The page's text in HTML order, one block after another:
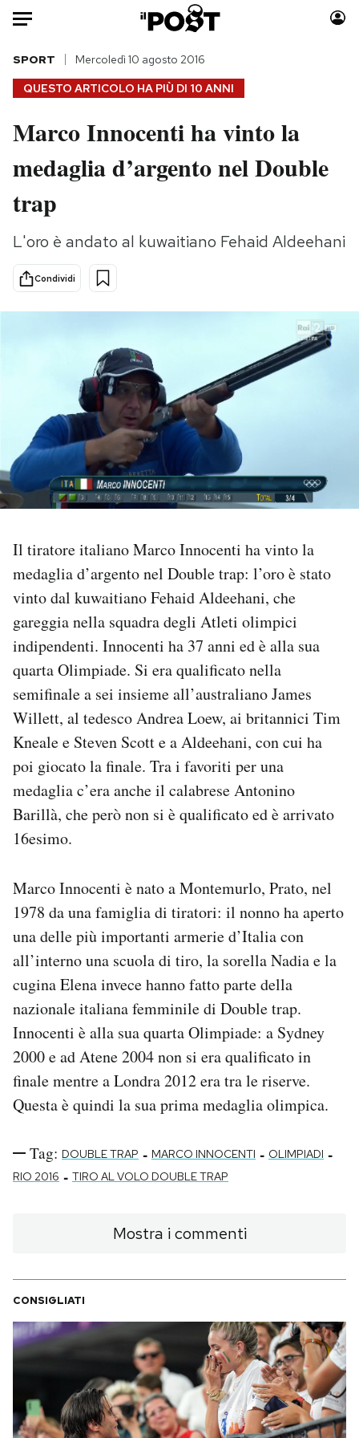
Auto
HOME
Italia
Politica
Tecnologia
Scienza
Cultura
Economia
Moda
Consumismi
Media
Mondiali calcio 2026
PODCAST
NEWSLETTER
I MIEI PREFERITI
SHOP
CALENDARIO
AREA PERSONALE
Area Personale
Newsletter
Regala il Post
Hai bisogno di aiuto?
Esci
QUESTO ARTICOLO HA PIÙ DI 10 ANNI
SPORT Mercoledì 10 agosto 2016
Marco Innocenti ha vinto la
medaglia d’argento nel Double
trap
L'oro è andato al kuwaitiano Fehaid Aldeehani
Condividi
Il tiratore italiano Marco Innocenti ha vinto la
medaglia d’argento nel Double trap: l’oro è stato
vinto dal kuwaitiano Fehaid Aldeehani, che
gareggia nella squadra degli Atleti olimpici
indipendenti. Innocenti ha 37 anni ed è alla sua
quarta Olimpiade. Si era qualificato nella
semifinale a sei insieme all’australiano James
Willett, al tedesco Andrea Loew, ai britannici Tim
Kneale e Steven Scott e a Aldeehani, con cui ha
poi giocato la finale. Tra i favoriti per una
medaglia c’era anche il calabrese Antonino
Barillà, che però non si è qualificato ed è arrivato
16esimo.
Marco Innocenti è nato a Montemurlo, Prato, nel
1978 da una famiglia di tiratori: il nonno ha aperto
una delle più importanti armerie d’Italia con
all’interno una scuola di tiro, la sorella Nadia e la
cugina Elena invece hanno fatto parte della
nazionale italiana femminile di Double trap.
Innocenti è alla sua quarta Olimpiade: a Sydney
2000 e ad Atene 2004 non si era qualificato in
finale mentre a Londra 2012 era tra le riserve.
Questa è quindi la sua prima medaglia olimpica.
Tag: DOUBLE TRAP - MARCO INNOCENTI - OLIMPIADI -
RIO 2016 - TIRO AL VOLO DOUBLE TRAP
Mostra i commenti
CONSIGLIATI